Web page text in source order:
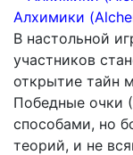
Алхимики
В настольной
участников
открытие тайн
Победные очки
способами, но
теорий, и не